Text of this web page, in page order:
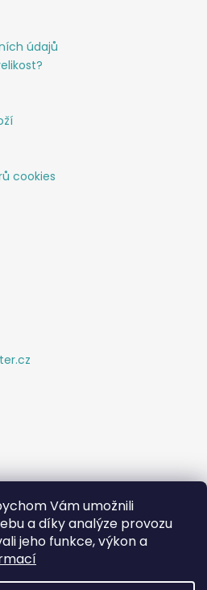
Vám umožnili
a díky analýze provozu
jeho funkce, výkon a
údajů
cookies
ve 100% kvalitě za 10% ceny